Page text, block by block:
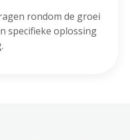
rondom de groei
specifieke oplossing